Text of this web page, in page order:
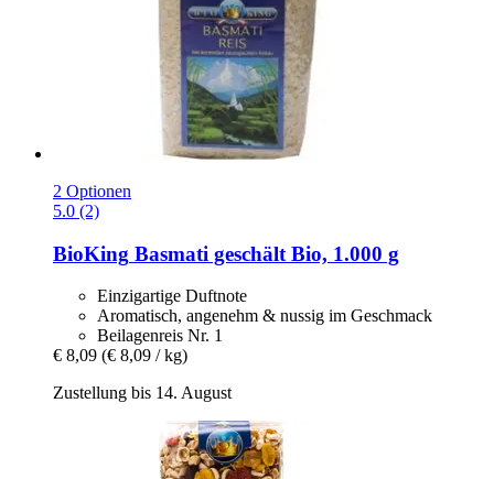
2 Optionen
5.0 (2)
BioKing Basmati geschält Bio, 1.000 g
Einzigartige Duftnote
Aromatisch, angenehm & nussig im Geschmack
Beilagenreis Nr. 1
€ 8,09 (€ 8,09 / kg)
Zustellung bis 14. August